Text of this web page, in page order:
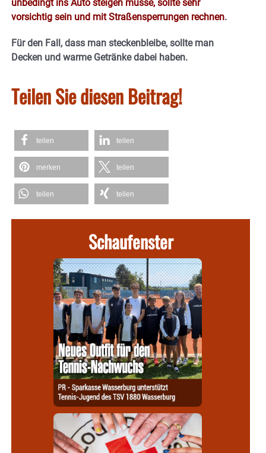
unbedingt ins Auto steigen müsse, sollte sehr
vorsichtig sein und mit Straßensperrungen rechnen.
Für den Fall, dass man steckenbleibe, sollte man
Decken und warme Getränke dabei haben.
Teilen Sie diesen Beitrag!
teilen teilen
merken teilen
teilen teilen
Schaufenster